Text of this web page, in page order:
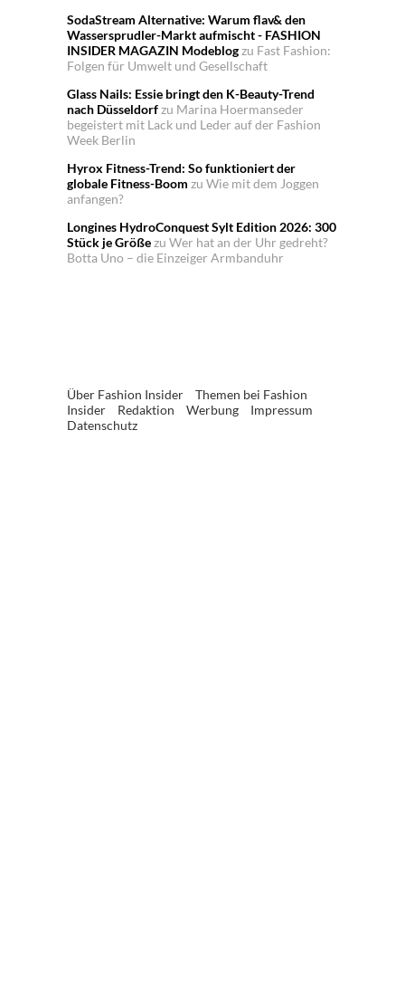
SodaStream Alternative: Warum flav& den
Wassersprudler-Markt aufmischt - FASHION
INSIDER MAGAZIN Modeblogzu Fast Fashion:
Folgen für Umwelt und Gesellschaft
Glass Nails: Essie bringt den K-Beauty-Trend
nach Düsseldorfzu Marina Hoermanseder
begeistert mit Lack und Leder auf der Fashion
Week Berlin
Hyrox Fitness-Trend: So funktioniert der
globale Fitness-Boom zu Wie mit dem Joggen
anfangen?
Longines HydroConquest Sylt Edition 2026: 300
Stück je Größezu Wer hat an der Uhr gedreht?
Botta Uno – die Einzeiger Armbanduhr
Über Fashion Insider
Themen bei Fashion
Insider
Redaktion Werbung
Impressum
Datenschutz